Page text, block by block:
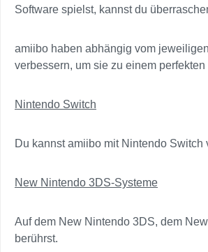
Software spielst, kannst du
amiibo haben abhängig vom
verbessern, um sie zu einem
Nintendo Switch
Du kannst amiibo mit Nintendo
New Nintendo 3DS-Systeme
Auf dem New Nintendo 3DS, dem
berührst.